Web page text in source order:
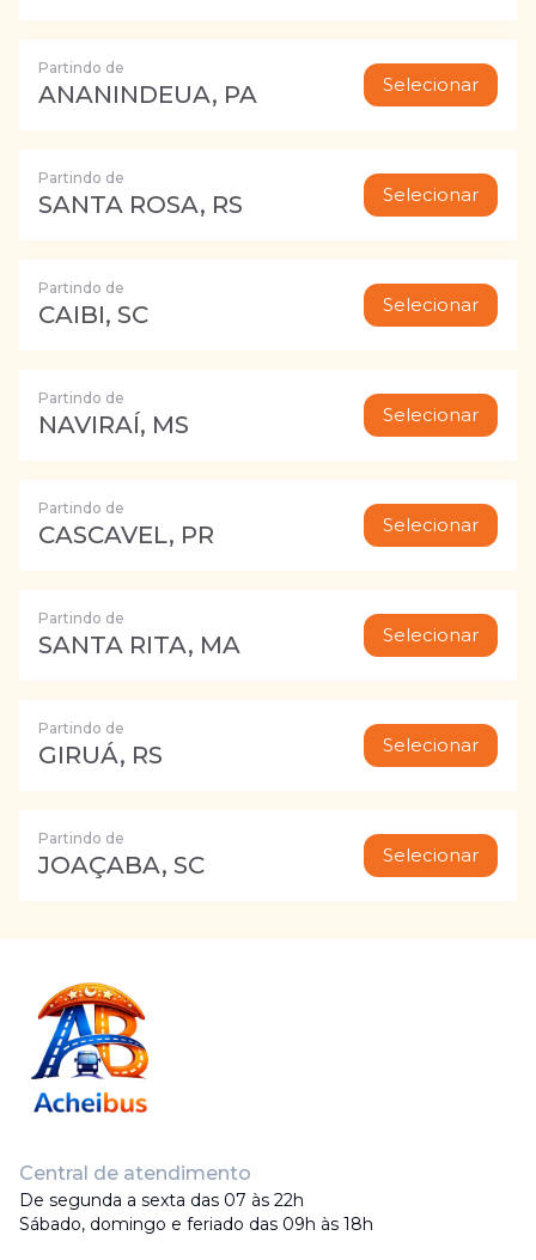
Partindo de
ANANINDEUA, PA Selecionar
Partindo de
SANTA ROSA, RS Selecionar
Partindo de
CAIBI, SC Selecionar
Partindo de
NAVIRAÍ, MS Selecionar
Partindo de
CASCAVEL, PR Selecionar
Partindo de
SANTA RITA, MA Selecionar
Partindo de
GIRUÁ, RS Selecionar
Partindo de
JOAÇABA, SC Selecionar
Central de atendimento
De segunda a sexta das 07 às 22h
Sábado, domingo e feriado das 09h às 18h